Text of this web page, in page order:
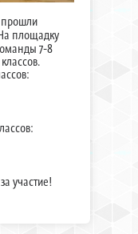
площадку
7-8
участие!